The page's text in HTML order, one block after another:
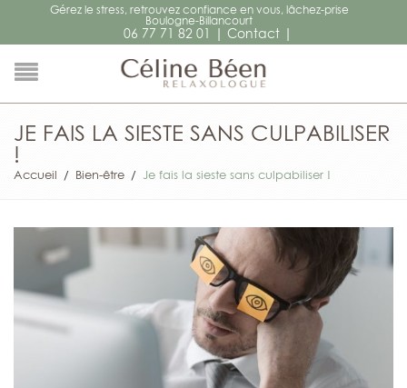
Gérez le stress, retrouvez confiance en vous, lâchez-prise
Boulogne-Billancourt
06 77 71 82 01 | Contact |
JE FAIS LA SIESTE SANS CULPABILISER
!
Accueil / Bien-être / Je fais la sieste sans culpabiliser !